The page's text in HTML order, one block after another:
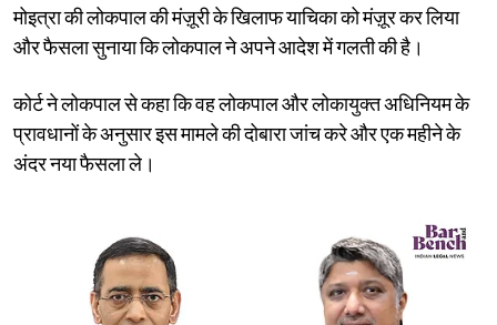
मोइत्रा की लोकपाल की मंज़ूरी के खिलाफ याचिका को मंज़ूर कर लिया
और फैसला सुनाया कि लोकपाल ने अपने आदेश में गलती की है।
कोर्ट ने लोकपाल से कहा कि वह लोकपाल और लोकायुक्त अधिनियम के
प्रावधानों के अनुसार इस मामले की दोबारा जांच करे और एक महीने के
अंदर नया फैसला ले।